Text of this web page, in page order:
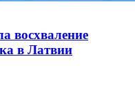
восхваление
в Латвии